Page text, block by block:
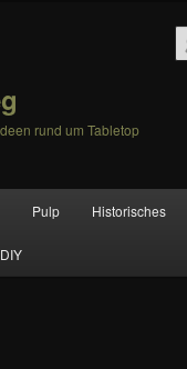
rund um Tabletop
Pulp Historisches
DIY